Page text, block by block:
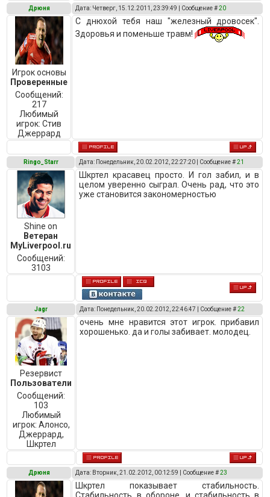
Дрюня Дата: Четверг, 15.12.2011, 23:39:49 | Сообщение #20
Игрок основы
Проверенные
Сообщений:
217
Любимый
игрок:Стив
Джеррард
С днюхой тебя наш "железный дровосек".
Здоровья и поменьше травм!
Ringo_Starr Дата: Понедельник, 20.02.2012, 22:27:20 | Сообщение #21
Shine on
Ветеран
MyLiverpool.ru
Сообщений:
3103
Шкртел красавец просто. И гол забил, и в
целом уверенно сыграл. Очень рад, что это
уже становится закономерностью
Jagr Дата: Понедельник, 20.02.2012, 22:46:47 | Сообщение #22
Резервист
Пользователи
Сообщений:
103
Любимый
игрок: Алонсо,
Джеррард,
Шкртел
очень мне нравится этот игрок. прибавил
хорошенько. да и голы забивает. молодец.
Дрюня Дата: Вторник, 21.02.2012, 00:12:59 | Сообщение #23
Шкртел показывает стабильность.